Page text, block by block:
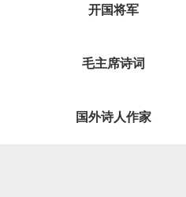
开国将军
毛主席诗词
国外诗人作家